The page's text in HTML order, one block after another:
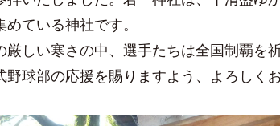
ている神社です。
厳しい寒さの中、選手たちは全国制覇を
球部の応援を賜りますよう、よろしく